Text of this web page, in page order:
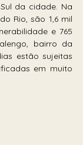
da cidade. Na
Rio, são 1,6 mil
e 765
bairro da
estão sujeitas
em muito